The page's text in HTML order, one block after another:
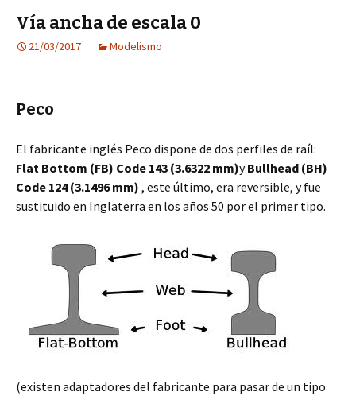
Vía ancha de escala 0
21/03/2017 Modelismo
Peco
El fabricante inglés Peco dispone de dos perfiles de raíl:
Flat Bottom (FB) Code 143 (3.6322 mm)yBullhead (BH)
Code 124 (3.1496 mm) , este último, era reversible, y fue
sustituido en Inglaterra en los años 50 por el primer tipo.
(existen adaptadores del fabricante para pasar de un tipo